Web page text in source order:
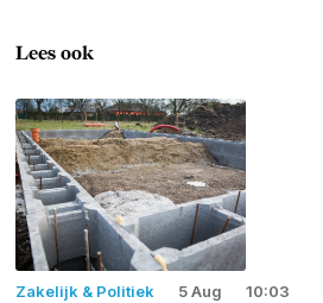
Lees ook
Zakelijk & Politiek 5 Aug 10:03